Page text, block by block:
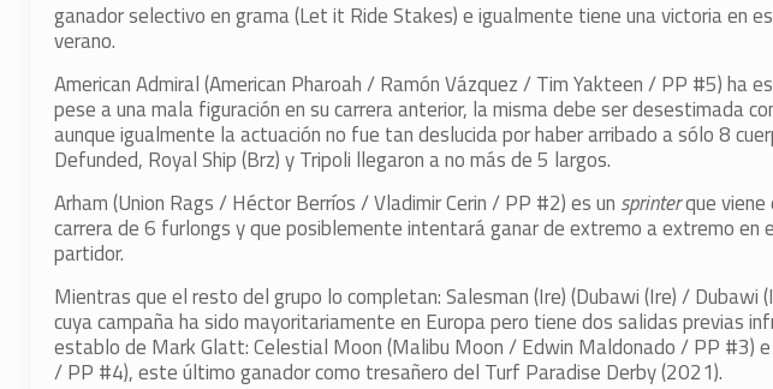
ganador selectivo en grama (Let it Ride Stakes) e igualmente tiene una victoria en
verano.
American Admiral (American Pharoah / Ramón Vázquez / Tim Yakteen / PP #5) ha
pese a una mala figuración en su carrera anterior, la misma debe ser desestimada
aunque igualmente la actuación no fue tan deslucida por haber arribado a sólo 8
Defunded, Royal Ship (Brz) y Tripoli llegaron a no más de 5 largos.
Arham (Union Rags / Héctor Berríos / Vladimir Cerin / PP #2) es un sprinterque viene
carrera de 6 furlongs y que posiblemente intentará ganar de extremo a extremo en
partidor.
Mientras que el resto del grupo lo completan: Salesman (Ire) (Dubawi (Ire) /
cuya campaña ha sido mayoritariamente en Europa pero tiene dos salidas previas
establo de Mark Glatt: Celestial Moon (Malibu Moon / Edwin Maldonado / PP #3) e
/ PP #4), este último ganador como tresañero del Turf Paradise Derby (2021).